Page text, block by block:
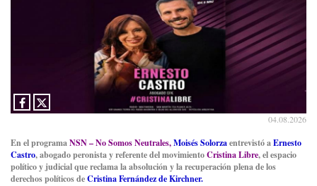
Ver en X
04.08.2026
En el programaNSN – No Somos Neutrales,Moisés Solorzaentrevistó aErnesto
Castro, abogado peronista y referente del movimientoCristina Libre, el espacio
político y judicial que reclama la absolución y la recuperación plena de los
derechos políticos deCristina Fernández de Kirchner.